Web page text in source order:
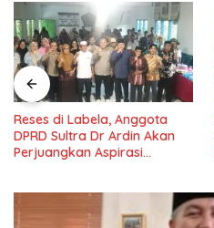
Reses di Labela, Anggota
DPRD Sultra Dr Ardin Akan
Perjuangkan Aspirasi